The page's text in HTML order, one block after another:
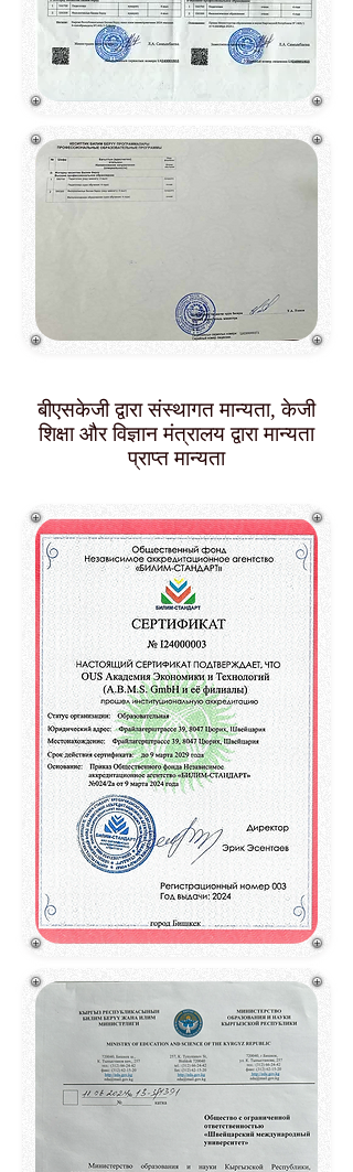
बीएसकेजी द्वारा संस्थागत मान्यता, केजी
शिक्षा और विज्ञान मंत्रालय द्वारा मान्यता
प्राप्त मान्यता